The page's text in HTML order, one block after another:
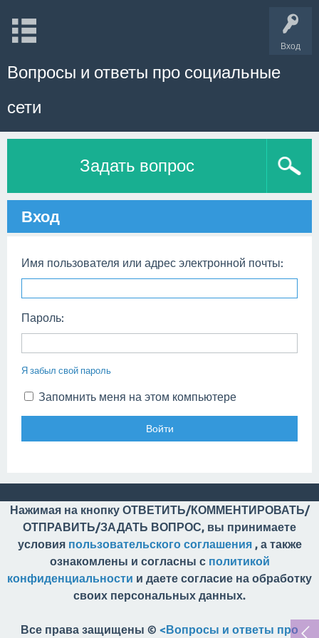
Вход
Вопросы и ответы про социальные
сети
Задать вопрос
Вход
Имя пользователя или адрес электронной почты:
Пароль:
Я забыл свой пароль
Запомнить меня на этом компьютере
Нажимая на кнопку ОТВЕТИТЬ/КОММЕНТИРОВАТЬ/
ОТПРАВИТЬ/ЗАДАТЬ ВОПРОС, вы принимаете
условия пользовательского соглашения, а также
ознакомлены и согласны с политикой
конфиденциальности и даете согласие на обработку
своих персональных данных.
Все права защищены © <Вопросы и ответы про